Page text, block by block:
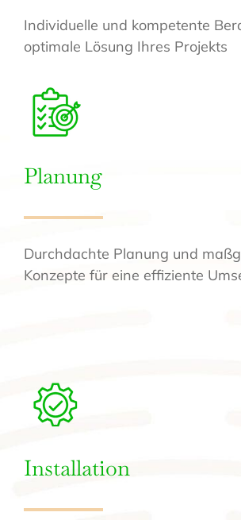
Individuelle und kompetente
optimale Lösung Ihres Projekts
Planung
Durchdachte Planung und
Konzepte für eine effiziente
Installation